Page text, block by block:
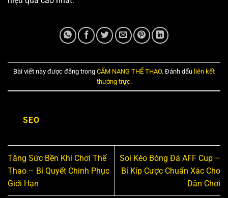
Bài viết này được đăng trong CẨM NANG THỂ THAO. Đánh dấu liên kết
thường trực.
SEO
Tăng Sức Bền Khi Chơi Thể
Thao – Bí Quyết Chinh Phục
Giới Hạn
Soi Kèo Bóng Đá AFF Cup –
Bí Kíp Cược Chuẩn Xác Cho
Dân Chơi